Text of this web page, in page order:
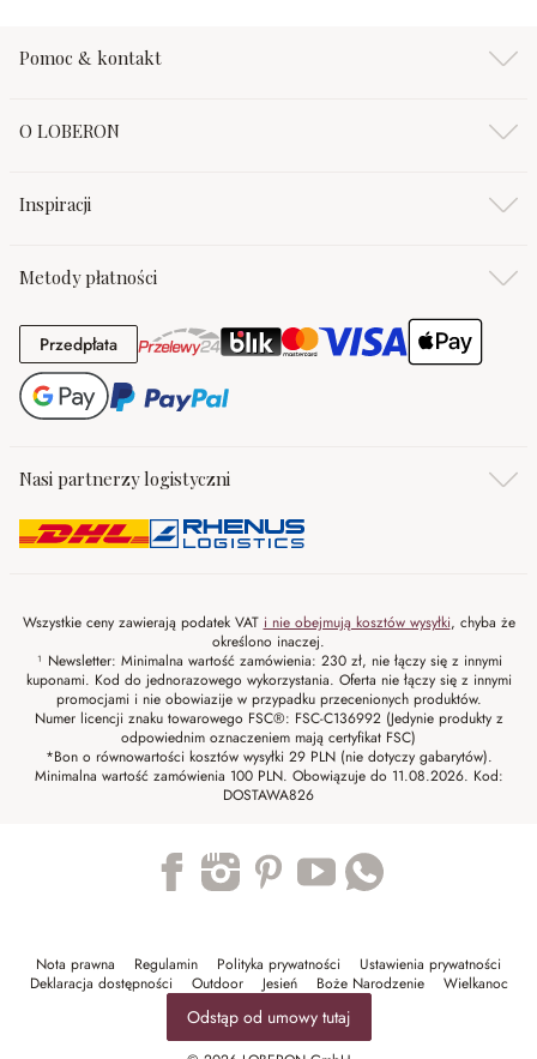
Pomoc & kontakt
O LOBERON
Inspiracji
Metody płatności
PrzedpłataPrzedpłata
Nasi partnerzy logistyczni
Wszystkie ceny zawierają podatek VAT i nie obejmują kosztów wysyłki, chyba że
określono inaczej.
¹ Newsletter: Minimalna wartość zamówienia: 230 zł, nie łączy się z innymi
kuponami. Kod do jednorazowego wykorzystania. Oferta nie łączy się z innymi
promocjami i nie obowiazije w przypadku przecenionych produktów.
Numer licencji znaku towarowego FSC®: FSC-C136992 (Jedynie produkty z
odpowiednim oznaczeniem mają certyfikat FSC)
*Bon o równowartości kosztów wysyłki 29 PLN (nie dotyczy gabarytów).
Minimalna wartość zamówienia 100 PLN. Obowiązuje do 11.08.2026. Kod:
DOSTAWA826
Nota prawna Regulamin Polityka prywatności
Ustawienia prywatności
Deklaracja dostępności
Outdoor Jesień Boże Narodzenie Wielkanoc
Odstąp od umowy tutaj